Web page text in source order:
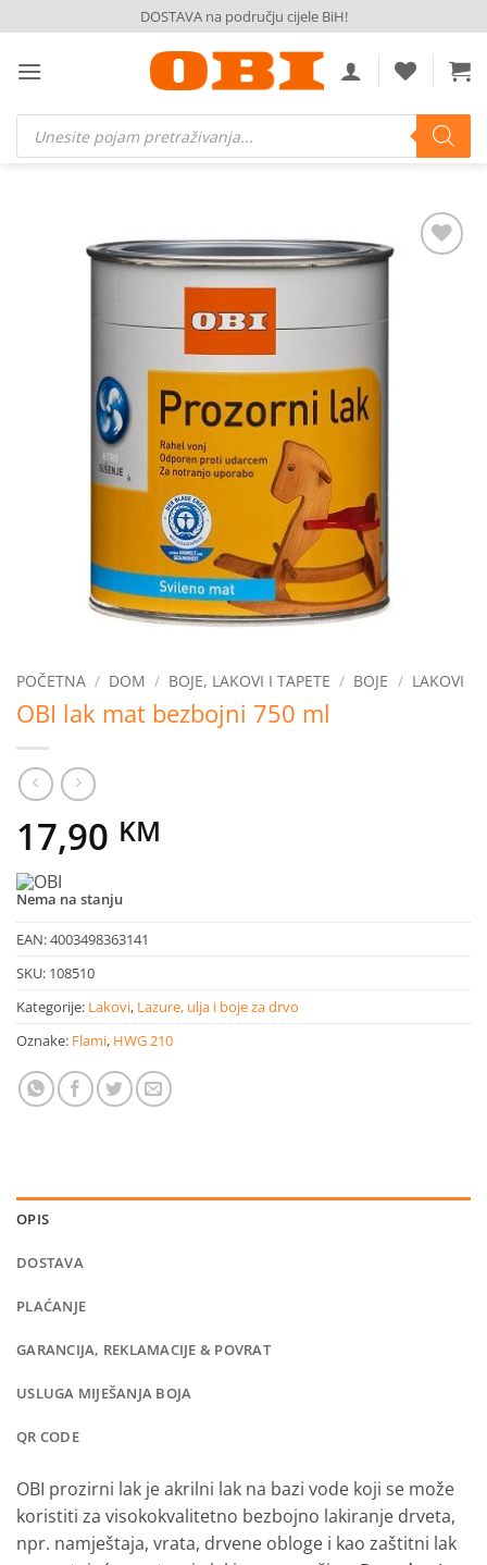
to
content
DOSTAVA na području cijele BiH!
Products
search
POČETNA / DOM / BOJE, LAKOVI I TAPETE / BOJE / LAKOVI
OBI lak mat bezbojni 750 ml
17,90 KM
Nema na stanju
EAN:4003498363141
SKU: 108510
Kategorije: Lakovi, Lazure, ulja i boje za drvo
Oznake: Flami, HWG 210
OPIS
DOSTAVA
PLAĆANJE
GARANCIJA, REKLAMACIJE & POVRAT
USLUGA MIJEŠANJA BOJA
QR CODE
OBI prozirni lak je akrilni lak na bazi vode koji se može
koristiti za visokokvalitetno bezbojno lakiranje drveta,
npr. namještaja, vrata, drvene obloge i kao zaštitni lak